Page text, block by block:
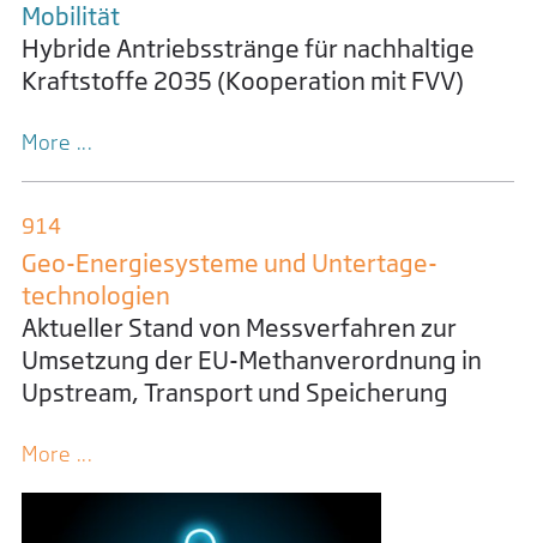
Mobilität
Hybride Antriebsstränge für nachhaltige
Kraftstoffe 2035 (Kooperation mit FVV)
More ...
914
Geo-Energiesysteme und Untertage­
technologien
Aktueller Stand von Messverfahren zur
Umsetzung der EU-Methanverordnung in
Upstream, Transport und Speicherung
More ...